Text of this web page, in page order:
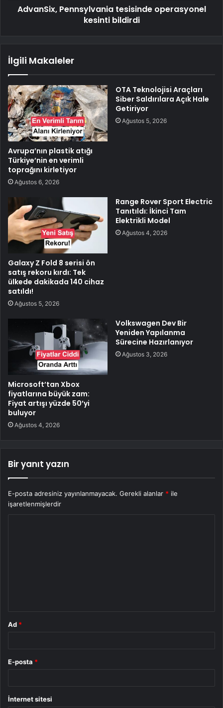
AdvanSix, Pennsylvania tesisinde operasyonel
kesinti bildirdi
İlgili Makaleler
Avrupa’nın plastik atığı
Türkiye’nin en verimli
toprağını kirletiyor
Ağustos 6, 2026
OTA Teknolojisi Araçları
Siber Saldırılara Açık Hale
Getiriyor
Ağustos 5, 2026
Galaxy Z Fold 8 serisi ön
satış rekoru kırdı: Tek
ülkede dakikada 140 cihaz
satıldı!
Ağustos 5, 2026
Range Rover Sport Electric
Tanıtıldı: İkinci Tam
Elektrikli Model
Ağustos 4, 2026
Microsoft’tan Xbox
fiyatlarına büyük zam:
Fiyat artışı yüzde 50’yi
buluyor
Ağustos 4, 2026
Volkswagen Dev Bir
Yeniden Yapılanma
Sürecine Hazırlanıyor
Ağustos 3, 2026
Bir yanıt yazın
E-posta adresiniz yayınlanmayacak. Gerekli alanlar * ile
işaretlenmişlerdir
Ad *
E-posta *
İnternet sitesi